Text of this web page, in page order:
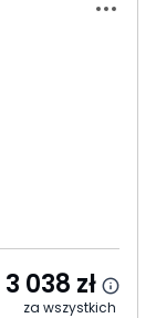
3 038 zł
za wszystkich